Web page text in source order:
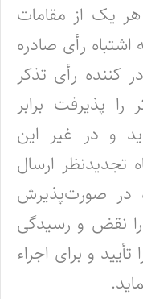
هر یک از مقامات
(۱) پی به اشتباه رأی صادره
کننده رأی تذکر
پذیرفت برابر
و در غیر این
تجدیدنظر ارسال
در صورت‌پذیرش
را نقض و رسیدگی
و برای اجراء